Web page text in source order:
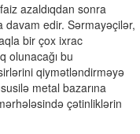
azaldıqdan sonra
davam edir. Sərmayəçilər,
bir çox ixrac
olunacağı bu
qiymətləndirməyə
metal bazarına
çətinliklərin